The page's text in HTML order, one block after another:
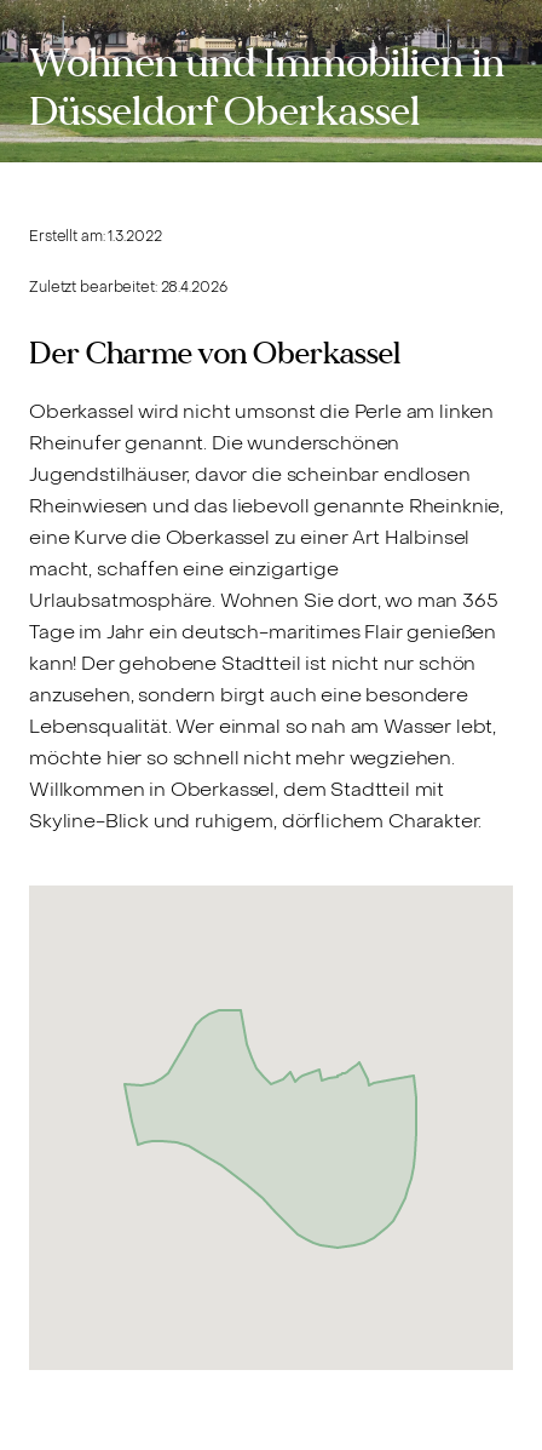
Wohnen und Immobilien in
Düsseldorf Oberkassel
Erstellt am:1.3.2022
Zuletzt bearbeitet:28.4.2026
Der Charme von Oberkassel
Oberkassel wird nicht umsonst die Perle am linken
Rheinufer genannt. Die wunderschönen
Jugendstilhäuser, davor die scheinbar endlosen
Rheinwiesen und das liebevoll genannte Rheinknie,
eine Kurve die Oberkassel zu einer Art Halbinsel
macht, schaffen eine einzigartige
Urlaubsatmosphäre. Wohnen Sie dort, wo man 365
Tage im Jahr ein deutsch-maritimes Flair genießen
kann! Der gehobene Stadtteil ist nicht nur schön
anzusehen, sondern birgt auch eine besondere
Lebensqualität. Wer einmal so nah am Wasser lebt,
möchte hier so schnell nicht mehr wegziehen.
Willkommen in Oberkassel, dem Stadtteil mit
Skyline-Blick und ruhigem, dörflichem Charakter.